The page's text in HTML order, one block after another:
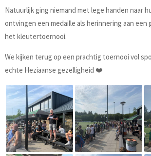
Natuurlijk ging niemand met lege handen naar
ontvingen een medaille als herinnering aan een
het kleutertoernooi.
We kijken terug op een prachtig toernooi vol
echte Heziaanse gezelligheid ❤️